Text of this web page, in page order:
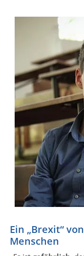
Ein „Brexit“
Menschen